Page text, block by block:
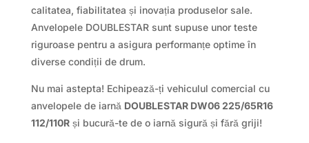
calitatea, fiabilitatea și inovația produselor sale.
Anvelopele DOUBLESTAR sunt supuse unor teste
riguroase pentru a asigura performanțe optime în
diverse condiții de drum.
Nu mai astepta! Echipează-ți vehiculul comercial cu
anvelopele de iarnă DOUBLESTAR DW06 225/65R16
112/110Rși bucură-te de o iarnă sigură și fără griji!